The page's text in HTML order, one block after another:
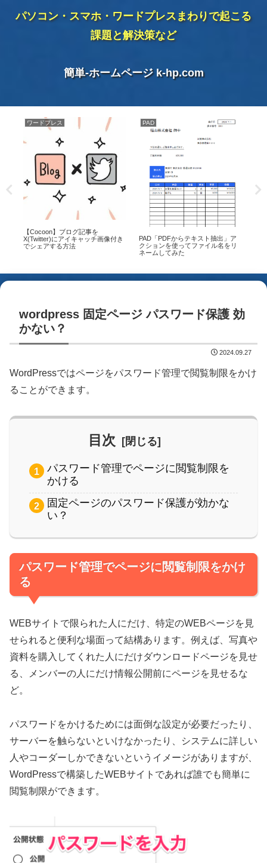
パソコン・スマホ・ワードプレスまわりで起こる
課題と解決策など
簡単-ホームページ k-hp.com
ワードプレス
【Cocoon】ブログ記事を
X(Twitter)にアイキャッチ画像付き
でシェアする方法
PAD
PAD「PDFからテキスト抽出」ア
クションを使ってファイル名をリ
ネームしてみた
wordpress 固定ページ パスワード保護 効
かない？
2024.09.27
WordPressではページをパスワード管理で閲覧制限をかけ
ることができます。
目次
パスワード管理でページに閲覧制限を
かける
固定ページのパスワード保護が効かな
い？
パスワード管理でページに閲覧制限をかけ
る
WEBサイトで限られた人にだけ、特定のWEBページを見
せられると便利な場面って結構あります。例えば、写真や
資料を購入してくれた人にだけダウンロードページを見せ
る、メンバーの人にだけ情報公開前にページを見せるな
ど。
パスワードをかけるためには面倒な設定が必要だったり、
サーバーを触らないといけなかったり、システムに詳しい
人やコーダーしかできないというイメージがありますが、
WordPressで構築したWEBサイトであれば誰でも簡単に
閲覧制限ができます。